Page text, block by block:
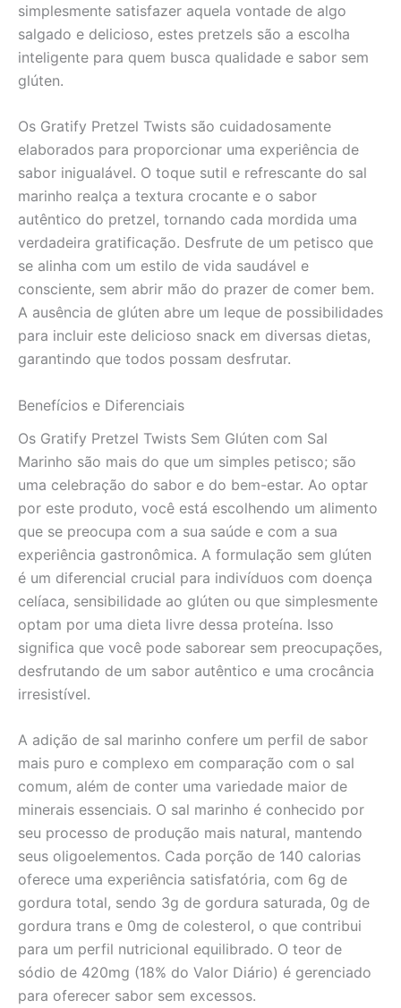
simplesmente satisfazer aquela vontade de algo
salgado e delicioso, estes pretzels são a escolha
inteligente para quem busca qualidade e sabor sem
glúten.
Os Gratify Pretzel Twists são cuidadosamente
elaborados para proporcionar uma experiência de
sabor inigualável. O toque sutil e refrescante do sal
marinho realça a textura crocante e o sabor
autêntico do pretzel, tornando cada mordida uma
verdadeira gratificação. Desfrute de um petisco que
se alinha com um estilo de vida saudável e
consciente, sem abrir mão do prazer de comer bem.
A ausência de glúten abre um leque de possibilidades
para incluir este delicioso snack em diversas dietas,
garantindo que todos possam desfrutar.
Benefícios e Diferenciais
Os Gratify Pretzel Twists Sem Glúten com Sal
Marinho são mais do que um simples petisco; são
uma celebração do sabor e do bem-estar. Ao optar
por este produto, você está escolhendo um alimento
que se preocupa com a sua saúde e com a sua
experiência gastronômica. A formulação sem glúten
é um diferencial crucial para indivíduos com doença
celíaca, sensibilidade ao glúten ou que simplesmente
optam por uma dieta livre dessa proteína. Isso
significa que você pode saborear sem preocupações,
desfrutando de um sabor autêntico e uma crocância
irresistível.
A adição de sal marinho confere um perfil de sabor
mais puro e complexo em comparação com o sal
comum, além de conter uma variedade maior de
minerais essenciais. O sal marinho é conhecido por
seu processo de produção mais natural, mantendo
seus oligoelementos. Cada porção de 140 calorias
oferece uma experiência satisfatória, com 6g de
gordura total, sendo 3g de gordura saturada, 0g de
gordura trans e 0mg de colesterol, o que contribui
para um perfil nutricional equilibrado. O teor de
sódio de 420mg (18% do Valor Diário) é gerenciado
para oferecer sabor sem excessos.